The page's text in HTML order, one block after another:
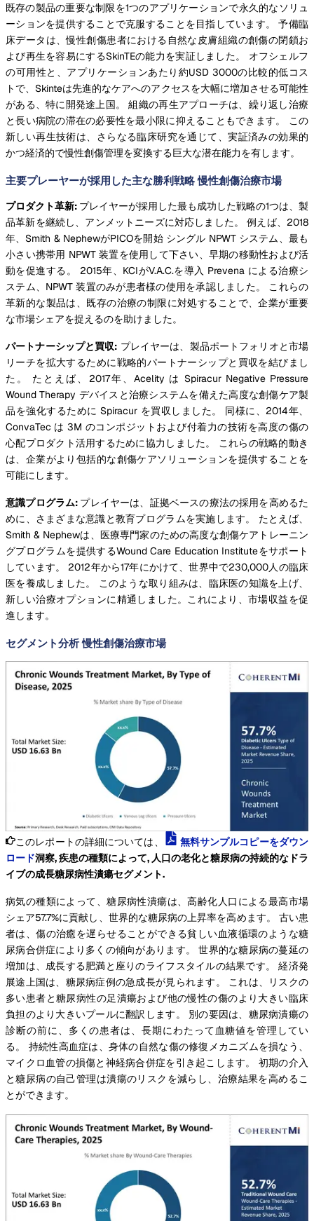
既存の製品の重要な制限を1つのアプリケーションで永久的なソリュ
ーションを提供することで克服することを目指しています。 予備臨
床データは、慢性創傷患者における自然な皮膚組織の創傷の閉鎖お
よび再生を容易にするSkinTEの能力を実証しました。 オフシェルフ
の可用性と、アプリケーションあたり約USD 3000の比較的低コス
トで、Skinteは先進的なケアへのアクセスを大幅に増加させる可能性
がある、特に開発途上国。 組織の再生アプローチは、繰り返し治療
と長い病院の滞在の必要性を最小限に抑えることもできます。 この
新しい再生技術は、さらなる臨床研究を通じて、実証済みの効果的
かつ経済的で慢性創傷管理を変換する巨大な潜在能力を有します。
主要プレーヤーが採用した主な勝利戦略 慢性創傷治療市場
プロダクト革新: プレイヤーが採用した最も成功した戦略の1つは、製
品革新を継続し、アンメットニーズに対応しました。 例えば、2018
年、Smith & NephewがPICOを開始 シングル NPWT システム、最も
小さい携帯用 NPWT 装置を使用して下さい、早期の移動性および活
動を促進する。 2015年、KCIがV.A.C.を導入 Prevena による治療シ
ステム、NPWT 装置のみが患者様の使用を承認しました。 これらの
革新的な製品は、既存の治療の制限に対処することで、企業が重要
な市場シェアを捉えるのを助けました。
パートナーシップと買収: プレイヤーは、製品ポートフォリオと市場
リーチを拡大するために戦略的パートナーシップと買収を結びまし
た。 たとえば、2017年、Acelity は Spiracur Negative Pressure
Wound Therapy デバイスと治療システムを備えた高度な創傷ケア製
品を強化するために Spiracur を買収しました。 同様に、2014年、
ConvaTec は 3M のコンポジットおよび付着力の技術を高度の傷の
心配プロダクト活用するために協力しました。 これらの戦略的動き
は、企業がより包括的な創傷ケアソリューションを提供することを
可能にします。
意識プログラム: プレイヤーは、証拠ベースの療法の採用を高めるた
めに、さまざまな意識と教育プログラムを実施します。 たとえば、
Smith & Nephewは、医療専門家のための高度な創傷ケアトレーニン
グプログラムを提供するWound Care Education Instituteをサポート
しています。 2012年から17年にかけて、世界中で230,000人の臨床
医を養成しました。 このような取り組みは、臨床医の知識を上げ、
新しい治療オプションに精通しました。これにより、市場収益を促
進します。
セグメント分析 慢性創傷治療市場
このレポートの詳細については、
無料サンプルコピーをダウン
ロード洞察, 疾患の種類によって, 人口の老化と糖尿病の持続的なドラ
イブの成長糖尿病性潰瘍セグメント.
病気の種類によって、糖尿病性潰瘍は、高齢化人口による最高市場
シェア57.7%に貢献し、世界的な糖尿病の上昇率を高めます。 古い患
者は、傷の治癒を遅らせることができる貧しい血液循環のような糖
尿病合併症により多くの傾向があります。 世界的な糖尿病の蔓延の
増加は、成長する肥満と座りのライフスタイルの結果です。 経済発
展途上国は、糖尿病症例の急成長が見られます。 これは、リスクの
多い患者と糖尿病性の足潰瘍および他の慢性の傷のより大きい臨床
負担のより大きいプールに翻訳します。 別の要因は、糖尿病潰瘍の
診断の前に、多くの患者は、長期にわたって血糖値を管理してい
る。 持続性高血症は、身体の自然な傷の修復メカニズムを損なう、
マイクロ血管の損傷と神経病合併症を引き起こします。 初期の介入
と糖尿病の自己管理は潰瘍のリスクを減らし、治療結果を高めるこ
とができます。